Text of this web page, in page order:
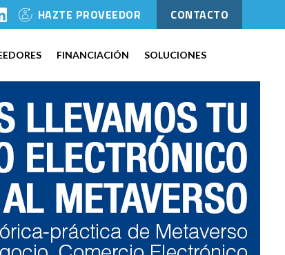
HAZTE PROVEEDOR CONTACTO
FINANCIACIÓN SOLUCIONES